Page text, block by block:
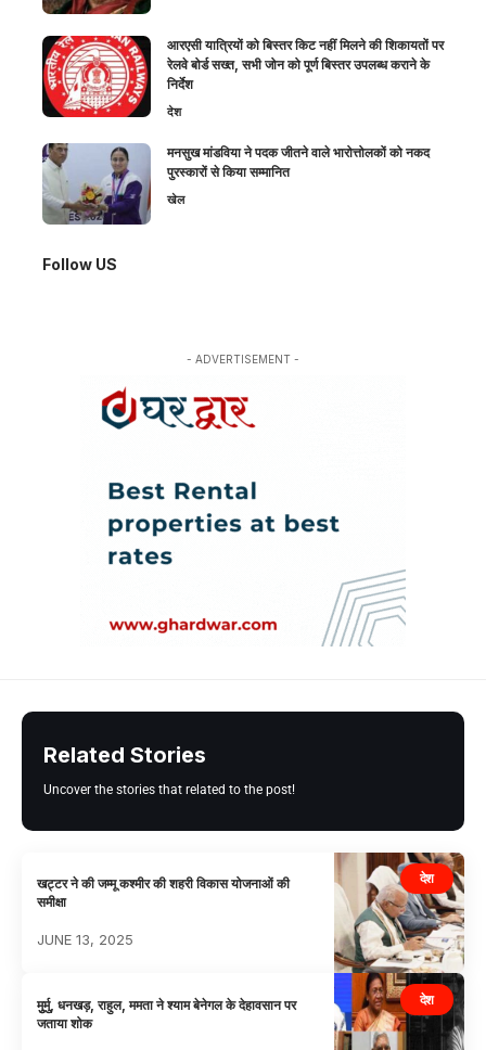
आरएसी यात्रियों को बिस्तर किट नहीं मिलने की शिकायतों पर
रेलवे बोर्ड सख्त, सभी जोन को पूर्ण बिस्तर उपलब्ध कराने के
निर्देश
देश
मनसुख मांडविया ने पदक जीतने वाले भारोत्तोलकों को नकद
पुरस्कारों से किया सम्मानित
खेल
Follow US
- ADVERTISEMENT -
Related Stories
Uncover the stories that related to the post!
देश
खट्टर ने की जम्मू कश्मीर की शहरी विकास योजनाओं की
समीक्षा
JUNE 13, 2025
देश
मुुर्मु, धनखड़, राहुल, ममता ने श्याम बेनेगल के देहावसान पर
जताया शोक